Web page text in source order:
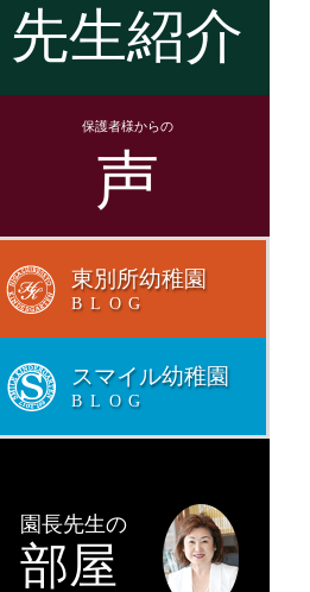
先生紹介
保護者様からの
声
東別所幼稚園
BLOG
スマイル幼稚園
BLOG
園長先生の
部屋